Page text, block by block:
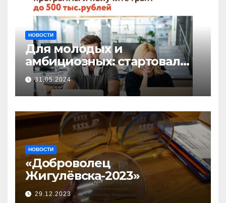
НОВОСТИ
Для молодых и
амбициозных: стартовал
прием заявок на участие в
бизнес-акселераторе «Ты
предприниматель»
31.05.2024
НОВОСТИ
«Доброволец
Жигулёвска-2023»
29.12.2023